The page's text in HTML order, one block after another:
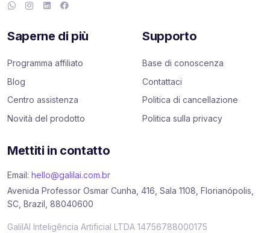
Saperne di più
Programma affiliato
Blog
Centro assistenza
Novità del prodotto
Supporto
Base di conoscenza
Contattaci
Politica di cancellazione
Politica sulla privacy
Mettiti in contatto
Email: hello@galilai.com.br
Avenida Professor Osmar Cunha, 416, Sala 1108, Florianópolis,
SC, Brazil, 88040600
GalilAI Inteligência Artificial LTDA 14756788000175